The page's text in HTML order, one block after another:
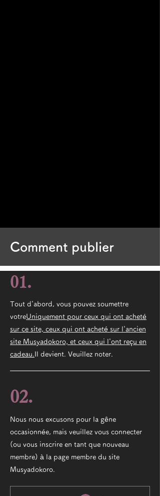
Comment publier
01.
Tout d'abord, vous pouvez soumettre
votreUniquement pour ceux qui ont acheté
sur ce site, ceux qui ont acheté sur l'ancien
site Musyadokoro, et ceux qui l'ont reçu en
cadeau. Il devient. Veuillez noter.
02.
Nous nous excusons pour la gêne
occasionnée, mais veuillez vous connecter
(ou vous inscrire en tant que nouveau
membre) à la page membre du site
Musyadokoro.